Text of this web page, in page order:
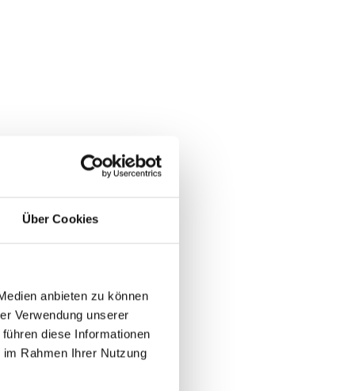
Über Cookies
anbieten zu können
Verwendung unserer
diese Informationen
Rahmen Ihrer Nutzung